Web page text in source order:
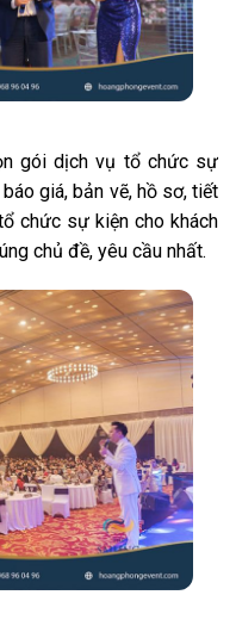
gói dịch vụ tổ chức sự
giá, bản vẽ, hồ sơ, tiết
chức sự kiện cho khách
chủ đề, yêu cầu nhất.